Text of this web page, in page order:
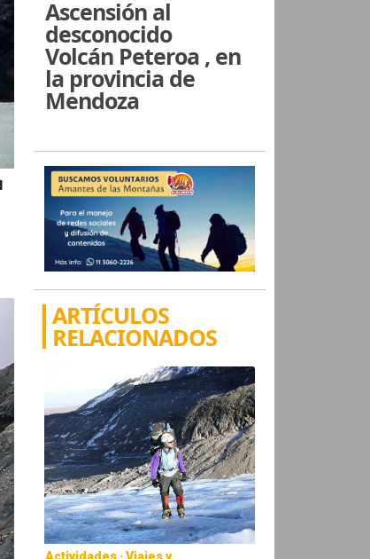
Ascensión al
desconocido
Volcán Peteroa , en
la provincia de
Mendoza
ARTÍCULOS
RELACIONADOS
Actividades · Viajes y